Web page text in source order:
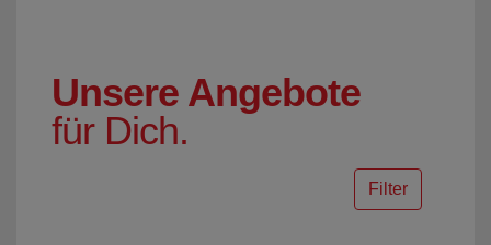
Unsere Angebote
für Dich.
Filter